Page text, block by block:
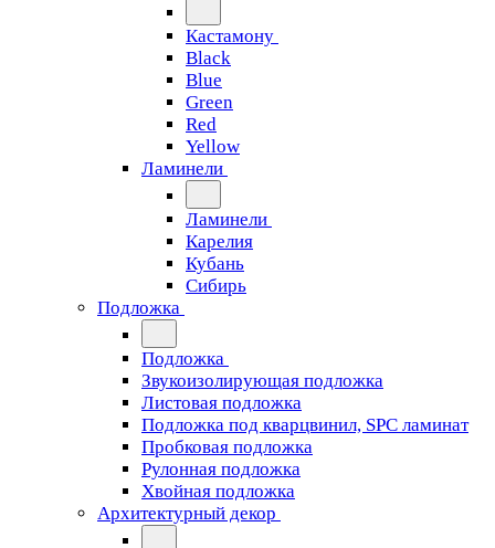
Кастамону
Black
Blue
Green
Red
Yellow
Ламинели
Ламинели
Карелия
Кубань
Сибирь
Подложка
Подложка
Звукоизолирующая подложка
Листовая подложка
Подложка под кварцвинил, SPC ламинат
Пробковая подложка
Рулонная подложка
Хвойная подложка
Архитектурный декор